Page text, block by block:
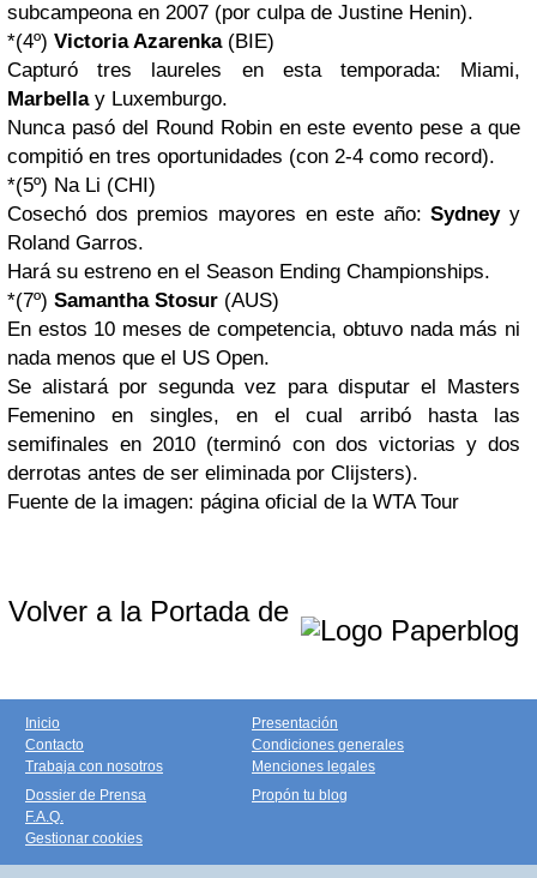
subcampeona en 2007 (por culpa de Justine Henin).
*(4º) Victoria Azarenka(BIE)
Capturó tres laureles en esta temporada: Miami,
Marbellay Luxemburgo.
Nunca pasó del Round Robin en este evento pese a que
compitió en tres oportunidades (con 2-4 como record).
*(5º) Na Li (CHI)
Cosechó dos premios mayores en este año:Sydneyy
Roland Garros.
Hará su estreno en el Season Ending Championships.
*(7º) Samantha Stosur (AUS)
En estos 10 meses de competencia, obtuvo nada más ni
nada menos que el US Open.
Se alistará por segunda vez para disputar el Masters
Femenino en singles, en el cual arribó hasta las
semifinales en 2010 (terminó con dos victorias y dos
derrotas antes de ser eliminada por Clijsters).
Fuente de la imagen: página oficial de la WTA Tour
Volver a la Portada de
Inicio
Contacto
Trabaja con nosotros
Presentación
Condiciones generales
Menciones legales
Dossier de Prensa
F.A.Q.
Gestionar cookies
Propón tu blog